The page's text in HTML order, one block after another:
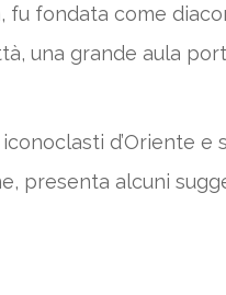
fondata come
una grande aula
d’Oriente e
presenta alcuni